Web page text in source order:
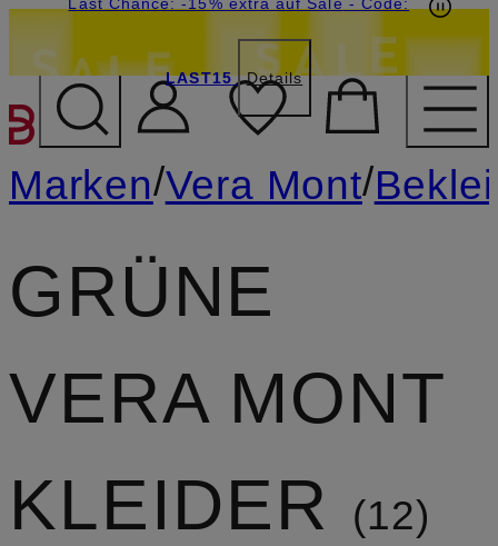
ZUM HAUPTINHALT
LAST15 Details
Marken/Vera Mont/
GRÜNE
VERA MONT
KLEIDER
12